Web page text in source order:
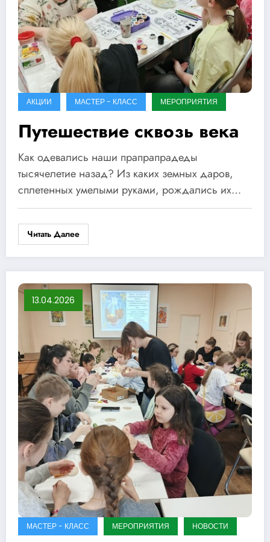
АКЦИИ МАСТЕР - КЛАСС МЕРОПРИЯТИЯ
Путешествие сквозь века
Как одевались наши прапрапрадеды
тысячелетие назад? Из каких земных даров,
сплетенных умелыми руками, рождались их…
Читать Далее
13.04.2026
МАСТЕР - КЛАСС МЕРОПРИЯТИЯ НОВОСТИ